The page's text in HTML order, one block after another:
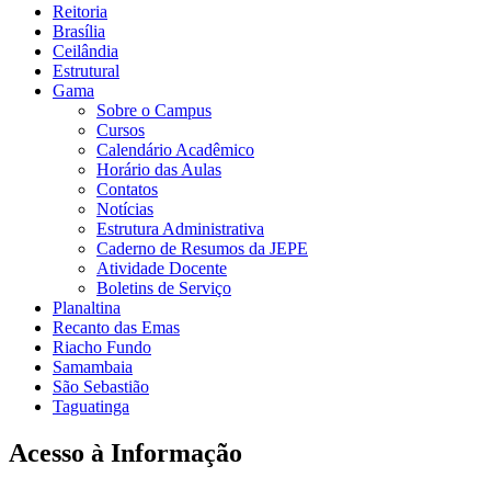
Reitoria
Brasília
Ceilândia
Estrutural
Gama
Sobre o Campus
Cursos
Calendário Acadêmico
Horário das Aulas
Contatos
Notícias
Estrutura Administrativa
Caderno de Resumos da JEPE
Atividade Docente
Boletins de Serviço
Planaltina
Recanto das Emas
Riacho Fundo
Samambaia
São Sebastião
Taguatinga
Acesso à Informação